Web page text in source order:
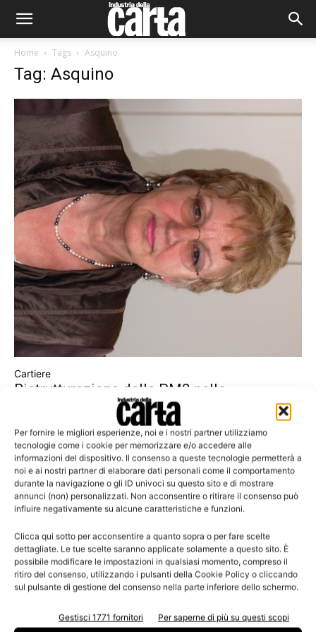
Per fornire le migliori esperienze, noi e i nostri partner utilizziamo
tecnologie come i cookie per memorizzare e/o accedere alle
informazioni del dispositivo. Il consenso a queste tecnologie permetterà a
noi e ai nostri partner di elaborare dati personali come il comportamento
durante la navigazione o gli ID univoci su questo sito e di mostrare
annunci (non) personalizzati. Non acconsentire o ritirare il consenso può
influire negativamente su alcune caratteristiche e funzioni.
Clicca qui sotto per acconsentire a quanto sopra o per fare scelte
dettagliate. Le tue scelte saranno applicate solamente a questo sito. È
possibile modificare le impostazioni in qualsiasi momento, compreso il
ritiro del consenso, utilizzando i pulsanti della Cookie Policy o cliccando
sul pulsante di gestione del consenso nella parte inferiore dello schermo.
Gestisci 1771 fornitori Per saperne di più su questi scopi
Home Tags Asquino
Tag: Asquino
Cartiere
Ristrutturazione della PM2 nello
stabilimento Sappi di Alfeld: incremento
della capacità...
Potenziamento della produttività con un progetto ambizioso
Leggi la rivista